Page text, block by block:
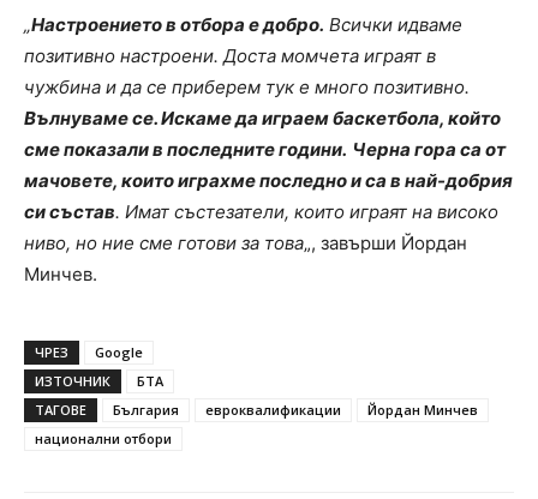
„Настроението в отбора е добро. Всички идваме
позитивно настроени. Доста момчета играят в
чужбина и да се приберем тук е много позитивно.
Вълнуваме се. Искаме да играем баскетбола, който
сме показали в последните години. Черна гора са от
мачовете, които играхме последно и са в най-добрия
си състав. Имат състезатели, които играят на високо
ниво, но ние сме готови за това„, завърши Йордан
Минчев.
ЧРЕЗ
Google
ИЗТОЧНИК
БТА
ТАГОВЕ
България евроквалификации
Йордан Минчев
национални отбори